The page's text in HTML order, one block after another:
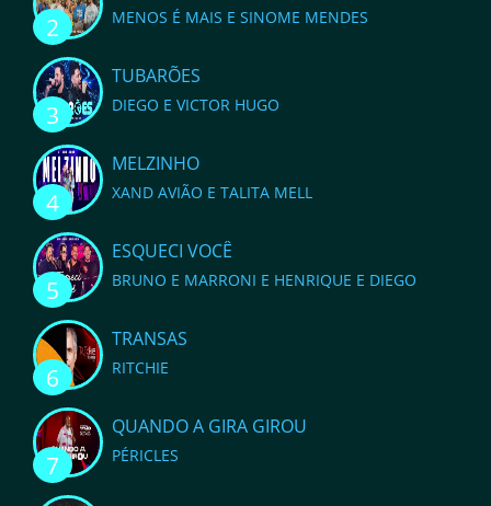
2 MENOS É MAIS E SINOME MENDES
3
TUBARÕES
DIEGO E VICTOR HUGO
4
MELZINHO
XAND AVIÃO E TALITA MELL
5
ESQUECI VOCÊ
BRUNO E MARRONI E HENRIQUE E DIEGO
6
TRANSAS
RITCHIE
7
QUANDO A GIRA GIROU
PÉRICLES